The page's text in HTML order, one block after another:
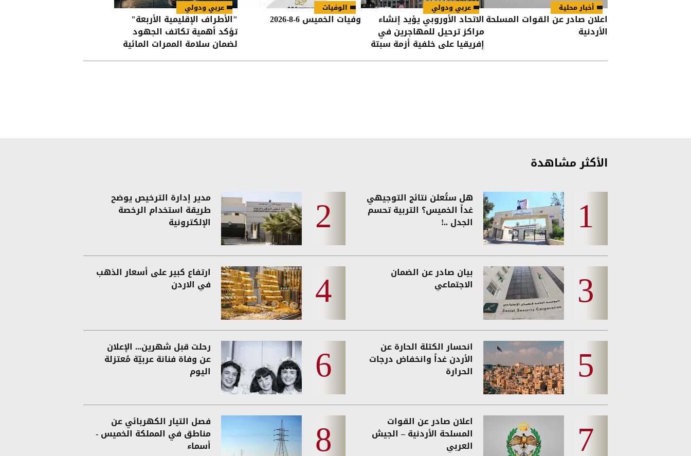
أخبار محلية
اعلان صادر عن القوات المسلحة
الأردنية
عربي ودولي
الاتحاد الأوروبي يؤيد إنشاء
مراكز ترحيل للمهاجرين في
إفريقيا على خلفية أزمة سبتة
الوفيات
وفيات الخميس 6-8-2026
عربي ودولي
"الأطراف الإقليمية الأربعة"
تؤكد أهمية تكاتف الجهود
لضمان سلامة الممرات المائية
الأكثر مشاهدة
هل ستُعلن نتائج التوجيهي
غداً الخميس؟ التربية تحسم
الجدل ..!
مدير إدارة الترخيص يوضح
طريقة استخدام الرخصة
الإلكترونية
بيان صادر عن الضمان
الاجتماعي
ارتفاع كبير على أسعار الذهب
في الاردن
انحسار الكتلة الحارة عن
الأردن غداً وانخفاض درجات
الحرارة
رحلت قبل شهرين... الإعلان
عن وفاة فنانة عربيّة مُعتزلة
اليوم
اعلان صادر عن القوات
المسلحة الأردنية – الجيش
العربي
فصل التيار الكهربائي عن
مناطق في المملكة الخميس -
أسماء